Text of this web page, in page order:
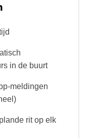
in de buurt
meldingen
rit op elk